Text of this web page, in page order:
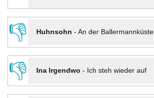
👎
Huhnsohn - An der Ballermannküste
👎
Ina Irgendwo - Ich steh wieder auf